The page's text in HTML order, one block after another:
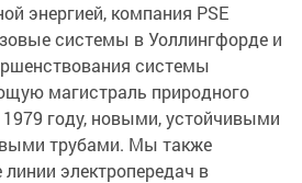
энергией, компания PSE
системы в Уоллингфорде и
системы
магистраль природного
году, новыми, устойчивыми
трубами. Мы также
электропередач в